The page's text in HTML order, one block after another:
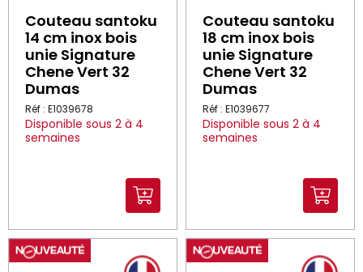
Couteau santoku
14 cm inox bois
unie Signature
Chene Vert 32
Dumas
Réf : E1039678
Disponible sous 2 à 4
semaines
Couteau santoku
18 cm inox bois
unie Signature
Chene Vert 32
Dumas
Réf : E1039677
Disponible sous 2 à 4
semaines